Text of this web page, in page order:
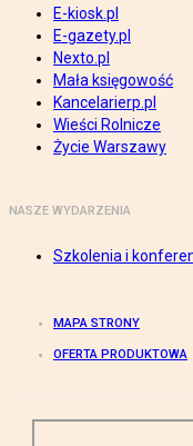
E-kiosk.pl
E-gazety.pl
Nexto.pl
Mała księgowość
Kancelarierp.pl
Wieści Rolnicze
Życie Warszawy
NASZE WYDARZENIA
Szkolenia i
MAPA STRONY
OFERTA PRODUKTOWA